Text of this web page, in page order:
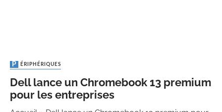
PÉRIPHÉRIQUES
Dell lance un Chromebook 13 premium
pour les entreprises